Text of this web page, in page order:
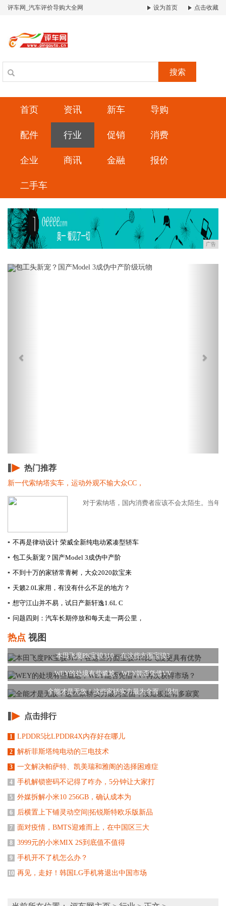
评车网_汽车评价导购大全网 设为首页 点击收藏
搜索
首页 资讯 新车 导购
配件 行业 促销 消费
企业 商讯 金融 报价
二手车
广告
Previous
热门推荐
新一代索纳塔实车，运动外观不输大众CC，
对于索纳塔，国内消费者应该不会太陌生。当年
▪ 不再是律动设计 荣威全新纯电动紧凑型轿车
▪ 包工头新宠？国产Model 3成伪中产阶
▪ 不到十万的家轿常青树，大众2020款宝来
▪ 天籁2.0L家用，有没有什么不足的地方？
▪ 想守江山并不易，试日产新轩逸1.6L C
▪ 问题四则：汽车长期停放和每天走一两公里，
热点 视图
本田飞度PK宝骏310，在这些方面宝骏3
WEY的处境有些尴尬，WEY能否凭借VV
全能才是无敌！这些家轿实力最为全面，没短
点击排行
1 LPDDR5比LPDDR4X内存好在哪儿
2 解析菲斯塔纯电动的三电技术
3 一文解决帕萨特、凯美瑞和雅阁的选择困难症
4 手机解锁密码不记得了咋办，5分钟让大家打
5 外媒拆解小米10 256GB，确认成本为
6 后横置上下铺灵动空间|拓锐斯特欧乐版新品
7 面对疫情，BMTS迎难而上，在中国区三大
8 3999元的小米MIX 2S到底值不值得
9 手机开不了机怎么办？
10 再见，走好！韩国LG手机将退出中国市场